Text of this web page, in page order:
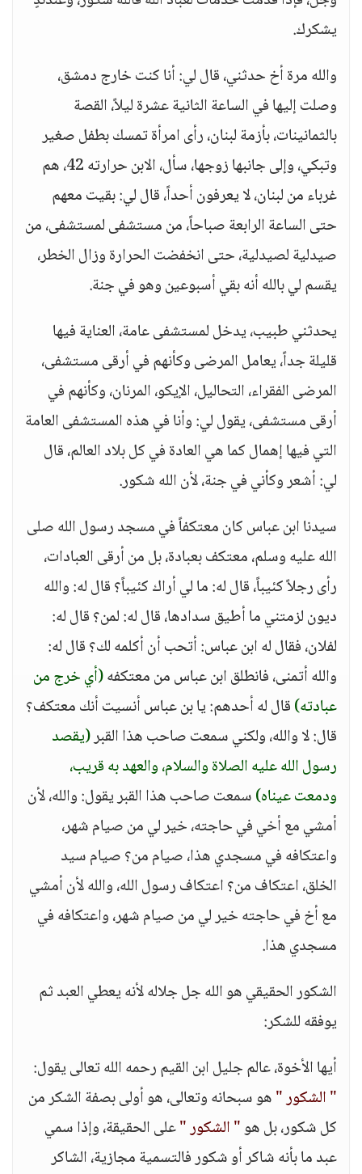
يشكرك.
والله مرة أخ حدثني، قال لي: أنا كنت خارج دمشق،
وصلت إليها في الساعة الثانية عشرة ليلاً، القصة
بالثمانينات، بأزمة لبنان، رأى امرأة تمسك بطفل صغير
وتبكي، وإلى جانبها زوجها، سأل، الابن حرارته 42، هم
غرباء من لبنان، لا يعرفون أحداً، قال لي: بقيت معهم
حتى الساعة الرابعة صباحاً، من مستشفى لمستشفى، من
صيدلية لصيدلية، حتى انخفضت الحرارة وزال الخطر،
يقسم لي بالله أنه بقي أسبوعين وهو في جنة.
يحدثني طبيب، يدخل لمستشفى عامة، العناية فيها
قليلة جداً، يعامل المرضى وكأنهم في أرقى مستشفى،
المرضى الفقراء، التحاليل، الإيكو، المرنان، وكأنهم في
أرقى مستشفى، يقول لي: وأنا في هذه المستشفى العامة
التي فيها إهمال كما هي العادة في كل بلاد العالم، قال
لي: أشعر وكأني في جنة، لأن الله شكور.
سيدنا ابن عباس كان معتكفاً في مسجد رسول الله صلى
الله عليه وسلم، معتكف بعبادة، بل من أرقى العبادات،
رأى رجلاً كئيباً، قال له: ما لي أراك كئيباً؟ قال له: والله
ديون لزمتني ما أطيق سدادها، قال له: لمن؟ قال له:
لفلان، فقال له ابن عباس: أتحب أن أكلمه لك؟ قال له:
والله أتمنى، فانطلق ابن عباس من معتكفه(أي خرج من
عبادته)قال له أحدهم: يا بن عباس أنسيت أنك معتكف؟
قال: لا والله، ولكني سمعت صاحب هذا القبر(يقصد
رسول الله عليه الصلاة والسلام، والعهد به قريب،
ودمعت عيناه)سمعت صاحب هذا القبر يقول: والله، لأن
أمشي مع أخي في حاجته، خير لي من صيام شهر،
واعتكافه في مسجدي هذا، صيام من؟ صيام سيد
الخلق، اعتكاف من؟ اعتكاف رسول الله، والله لأن أمشي
مع أخ في حاجته خير لي من صيام شهر، واعتكافه في
مسجدي هذا.
الشكور الحقيقي هو الله جل جلاله لأنه يعطي العبد ثم
يوفقه للشكر:
أيها الأخوة، عالم جليل ابن القيم رحمه الله تعالى يقول:
" الشكور "هو سبحانه وتعالى، هو أولى بصفة الشكر من
كل شكور، بل هو" الشكور "على الحقيقة، وإذا سمي
عبد ما بأنه شاكر أو شكور فالتسمية مجازية، الشاكر